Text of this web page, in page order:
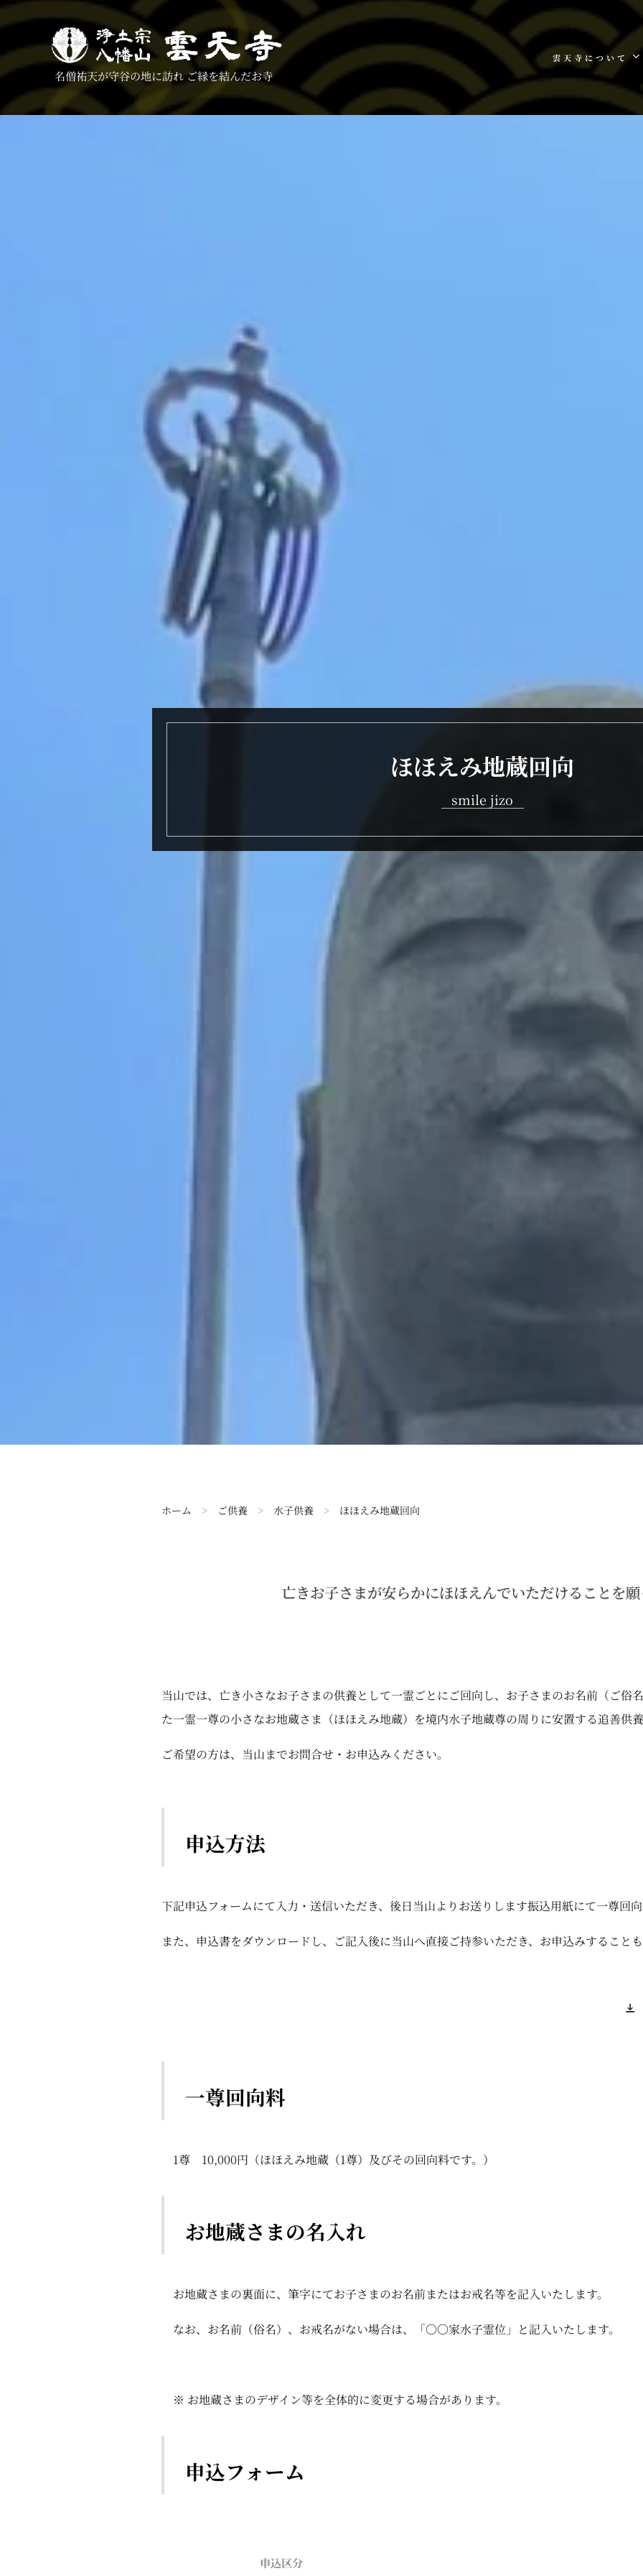
名僧祐天が守谷の地に訪れ ご縁を結んだお寺
雲天寺について
ほほえみ地蔵回向
smile jizo
ホーム > ご供養> 水子供養> ほほえみ地蔵回向
亡きお子さまが安らかにほほえんでいただけることを
当山では、亡き小さなお子さまの供養として一霊ごとにご回向し、お子さまのお名前（ご俗
た一霊一尊の小さなお地蔵さま（ほほえみ地蔵）を境内水子地蔵尊の周りに安置する追善供
ご希望の方は、当山までお問合せ・お申込みください。
申込方法
下記申込フォームにて入力・送信いただき、後日当山よりお送りします振込用紙にて一尊回
また、申込書をダウンロードし、ご記入後に当山へ直接ご持参いただき、お申込みすること
一尊回向料
1尊 10,000円（ほほえみ地蔵（1尊）及びその回向料です。）
お地蔵さまの名入れ
お地蔵さまの裏面に、筆字にてお子さまのお名前またはお戒名等を記入いたします。
なお、お名前（俗名）、お戒名がない場合は、「〇〇家水子霊位」と記入いたします。
※ お地蔵さまのデザイン等を全体的に変更する場合があります。
申込フォーム
申込区分